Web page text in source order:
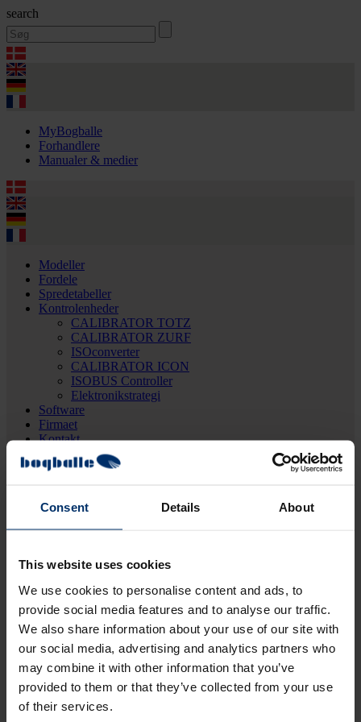
Consent Details About
This website uses cookies
We use cookies to personalise content and ads, to
provide social media features and to analyse our traffic.
We also share information about your use of our site with
our social media, advertising and analytics partners who
may combine it with other information that you’ve
provided to them or that they’ve collected from your use
of their services.
search
MyBogballe
Forhandlere
Manualer & medier
Modeller
Fordele
Spredetabeller
Kontrolenheder
CALIBRATOR TOTZ
CALIBRATOR ZURF
ISOconverter
CALIBRATOR ICON
ISOBUS Controller
Elektronikstrategi
Software
Firmaet
Kontakt
MyBogballe
Forhandlere